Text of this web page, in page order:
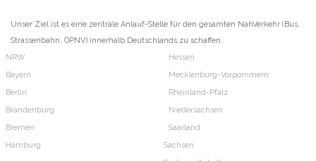
Unser Ziel ist es eine zentrale Anlauf-Stelle für den gesamten NahVerkehr (Bus,
Strassenbahn, ÖPNV) innerhalb Deutschlands zu schaffen.
NRW
Bayern
Berlin
Brandenburg
Bremen
Hamburg
Hessen
Mecklenburg-Vorpommern
Rheinland-Pfalz
Niedersachsen
Saarland
Sachsen